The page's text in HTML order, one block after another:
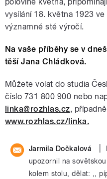
vysílání 18. května 1923
významné sté výročí.
Na vaše příběhy se v
těší Jana Chládková.
Můžete volat do studia
číslo 731 800 900 nebo
linka@rozhlas.cz,
www.rozhlas.cz/linka.
Jarmila Dočkalová
upozornil na
kolem stolu, dělat: ,,